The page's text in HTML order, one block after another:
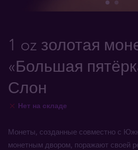
1 oz золотая
«Большая
Слон
Нет на складе
Монеты, созданные совместно с
монетным двором, поражают своей